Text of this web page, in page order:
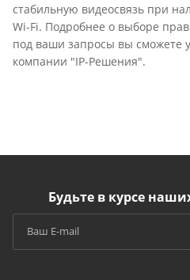
стабильную видеосвязь при
Wi-Fi. Подробнее о выборе
под ваши запросы вы сможете
компании "IP-Решения".
Будьте в курсе